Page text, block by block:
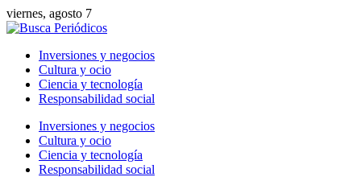
viernes, agosto 7
Inversiones y negocios
Cultura y ocio
Ciencia y tecnología
Responsabilidad social
Inversiones y negocios
Cultura y ocio
Ciencia y tecnología
Responsabilidad social